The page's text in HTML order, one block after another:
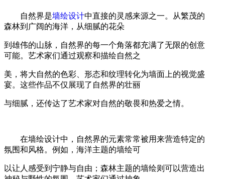
自然界是墙绘设计中直接的灵感来源之一。从繁茂的
森林到广阔的海洋，从细腻的花朵
到雄伟的山脉，自然界的每一个角落都充满了无限的创意
可能。艺术家们通过观察和描绘自然之
美，将大自然的色彩、形态和纹理转化为墙面上的视觉盛
宴。这些作品不仅展现了自然界的壮丽
与细腻，还传达了艺术家对自然的敬畏和热爱之情。
在墙绘设计中，自然界的元素常常被用来营造特定的
氛围和风格。例如，海洋主题的墙绘可
以让人感受到宁静与自由；森林主题的墙绘则可以营造出